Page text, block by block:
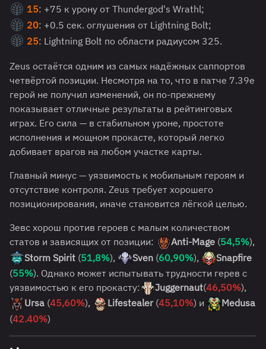
15: +75 к урону от Thundergod's Wrathl;
20: +0.5 сек. оглушения от Lightning Bolt;
25: Lightning Bolt по области радиусом 325.
Zeus остаётся одним из самых надёжных саппортов
четвёртой позиции. Несмотря на то, что в патче 7.39e
герой не получил изменений, он по-прежнему
показывает отличные результаты в рейтинговых
играх. Его сила — в стабильном уроне, простоте
исполнения и мощном прокасте, который легко
добивает врагов на любом участке карты.
Главный минус — уязвимость к мобильным героям и
отсутствие контроля. Zeus требует хорошего
позиционирования, иначе становится лёгкой целью.
Зевс хорош против героев с малым количеством
статов и зависящих от позиции:
Anti-Mage (54,5%),
Storm Spirit (51,8%), Sven (60,90%),
Snapfire
(55%). Однако может испытывать трудности герев с
уязвимостью к его прокасту:
Juggernaut(46,50%),
Ursa (45,60%), Lifestealer(45,10%) и
Medusa
(42.40%)